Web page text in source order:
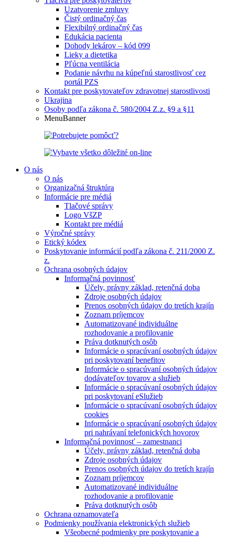
Uzatvorenie zmluvy
Čistý ordinačný čas
Flexibilný ordinačný čas
Edukácia pacienta
Dohody lekárov – kód 099
Lieky a dietetika
Pľúcna ventilácia
Podanie návrhu na kúpeľnú starostlivosť cez
portál PZS
Kontakt pre poskytovateľov zdravotnej starostlivosti
Ukrajina
Osoby podľa zákona č. 580/2004 Z.z. §9 a §11
MenuBanner
O nás
O nás
Organizačná štruktúra
Informácie pre médiá
Tlačové správy
Logo VšZP
Kontakt pre médiá
Výročné správy
Etický kódex
Poskytovanie informácií podľa zákona č. 211/2000 Z.
z.
Ochrana osobných údajov
Informačná povinnosť
Účely, právny základ, retenčná doba
Zdroje osobných údajov
Prenos osobných údajov do tretích krajín
Zoznam príjemcov
Automatizované individuálne
rozhodovanie a profilovanie
Práva dotknutých osôb
Informácie o spracúvaní osobných údajov
pri poskytovaní benefitov
Informácie o spracúvaní osobných údajov
dodávateľov tovarov a služieb
Informácie o spracúvaní osobných údajov
pri poskytovaní eSlužieb
Informácie o spracúvaní osobných údajov
cookies
Informácie o spracúvaní osobných údajov
pri nahrávaní telefonických hovorov
Informačná povinnosť – zamestnanci
Účely, právny základ, retenčná doba
Zdroje osobných údajov
Prenos osobných údajov do tretích krajín
Zoznam príjemcov
Automatizované individuálne
rozhodovanie a profilovanie
Práva dotknutých osôb
Ochrana oznamovateľa
Podmienky používania elektronických služieb
Všeobecné podmienky pre poskytovanie a